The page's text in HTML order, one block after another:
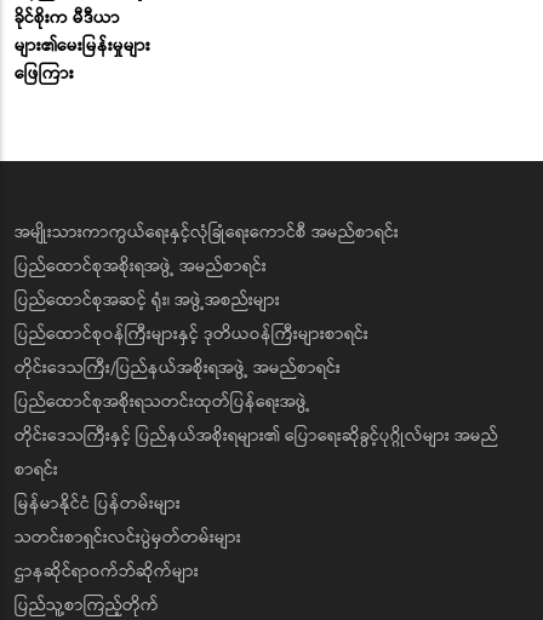
ခိုင်စိုးက မီဒီယာ
များ၏မေးမြန်းမှုများ
ဖြေကြား
အမျိုးသားကာကွယ်ရေးနှင့်လုံခြုံရေးကောင်စီ အမည်စာရင်း
ပြည်ထောင်စုအစိုးရအဖွဲ့ အမည်စာရင်း
ပြည်ထောင်စုအဆင့် ရုံး၊ အဖွဲ့အစည်းများ
ပြည်ထောင်စုဝန်ကြီးများနှင့် ဒုတိယဝန်ကြီးများစာရင်း
တိုင်းဒေသကြီး/ပြည်နယ်အစိုးရအဖွဲ့ အမည်စာရင်း
ပြည်ထောင်စုအစိုးရသတင်းထုတ်ပြန်ရေးအဖွဲ့
တိုင်းဒေသကြီးနှင့် ပြည်နယ်အစိုးရများ၏ ပြောရေးဆိုခွင့်ပုဂ္ဂိုလ်များ အမည်
စာရင်း
မြန်မာနိုင်ငံ ပြန်တမ်းများ
သတင်းစာရှင်းလင်းပွဲမှတ်တမ်းများ
ဌာနဆိုင်ရာဝက်ဘ်ဆိုက်များ
ပြည်သူ့စာကြည့်တိုက်